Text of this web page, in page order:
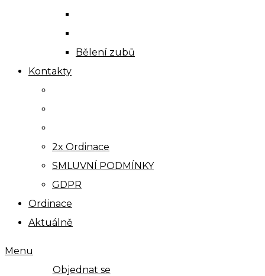
Bělení zubů
Kontakty
2x Ordinace
SMLUVNÍ PODMÍNKY
GDPR
Ordinace
Aktuálně
Menu
Objednat se